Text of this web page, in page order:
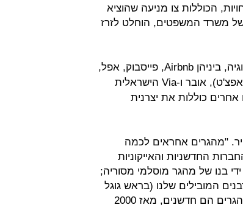
הכוללות צו מניעה שהוציא
משרד המשפטים, הוחלט לזרז
מרבית החברות המעורבות מגיעות מתחום הטכנולוגיה, ביניהן Airbnb, פייסבוק, אפל,
גוגל, אינטל, נטפליקס, סנאפ (החברה האם של סנאפצ'ט), אובר ו-Via הישראלית
כוללות את יצרנית
"מהגרים אחראים לכמה
החדשניות והאייקוניות
בנו של מהגר מוסלמי מסוריה;
המובילים שלנו (בראש גוגל
ובראש מיקרוסופט עומדים מהגרים מהודו; ע"כ). מהגרים הם חדשנים, מאז 2000